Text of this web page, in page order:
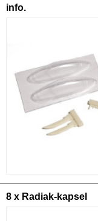
info.
8 x Radiak-kapsel